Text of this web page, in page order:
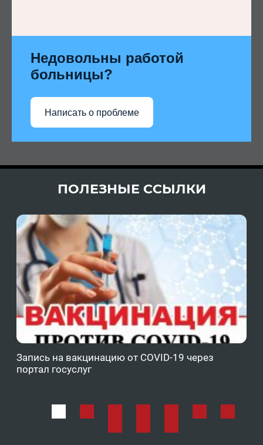
Недовольны работой
больницы?
Написать о проблеме
ПОЛЕЗНЫЕ ССЫЛКИ
Запись на вакцинацию от COVID-19 через
портал госуслуг